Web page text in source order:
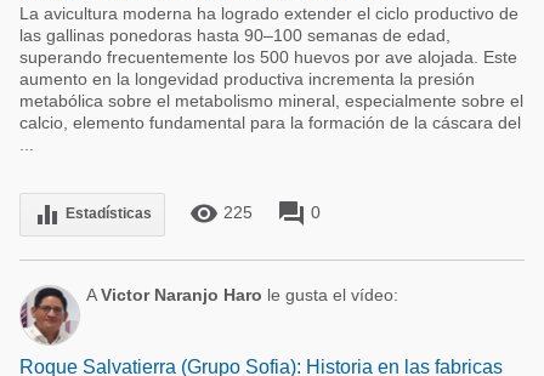
La avicultura moderna ha logrado extender el ciclo productivo de
las gallinas ponedoras hasta 90–100 semanas de edad,
superando frecuentemente los 500 huevos por ave alojada. Este
aumento en la longevidad productiva incrementa la presión
metabólica sobre el metabolismo mineral, especialmente sobre el
calcio, elemento fundamental para la formación de la cáscara del
equalizer Estadísticas remove_red_eye 225 forum 0
AVictor Naranjo Haro le gusta el vídeo:
Roque Salvatierra (Grupo Sofia): Historia en las fabricas